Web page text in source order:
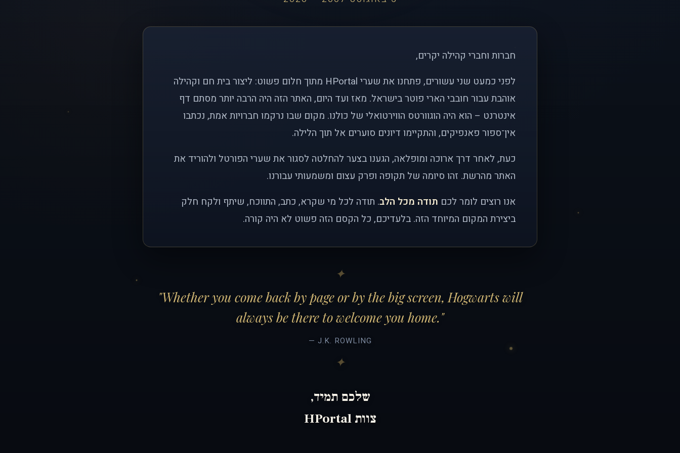
חברות וחברי קהילה יקרים,
לפני כמעט שני עשורים, פתחנו את שערי HPortal מתוך חלום פשוט: ליצור בית חם וקהילה
אוהבת עבור חובבי הארי פוטר בישראל. מאז ועד היום, האתר הזה היה הרבה יותר מסתם דף
אינטרנט – הוא היה הוגוורטס הווירטואלי של כולנו. מקום שבו נרקמו חברויות אמת, נכתבו
אין־ספור פאנפיקים, והתקיימו דיונים סוערים אל תוך הלילה.
כעת, לאחר דרך ארוכה ומופלאה, הגענו בצער להחלטה לסגור את שערי הפורטל ולהוריד את
האתר מהרשת. זהו סיומה של תקופה ופרק עצום ומשמעותי עבורנו.
אנו רוצים לומר לכם תודה מכל הלב. תודה לכל מי שקרא, כתב, התווכח, שיתף ולקח חלק
ביצירת המקום המיוחד הזה. בלעדיכם, כל הקסם הזה פשוט לא היה קורה.
"Whether you come back by page or by the big screen, Hogwarts will
always be there to welcome you home."
— J.K. ROWLING
שלכם תמיד,
צוות HPortal